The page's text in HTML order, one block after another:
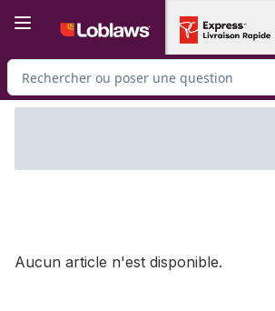
Rechercher des produits
Aucun article n'est disponible.